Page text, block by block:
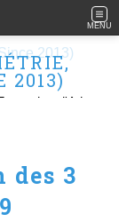
MENU
2013)
des 3